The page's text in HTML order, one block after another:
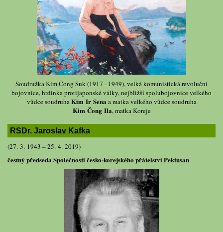
Soudružka Kim Čong Suk (1917 - 1949), velká komunistická revoluční
bojovnice, hrdinka protijaponské války, nejbližší spolubojovnice velkého
vůdce soudruhaKim Ir Sena a matka velkého vůdce soudruha
Kim Čong Ila, matka Koreje
RSDr. Jaroslav Kafka
(27. 3. 1943 – 25. 4. 2019)
čestný předseda Společnosti česko-korejského přátelství Pektusan